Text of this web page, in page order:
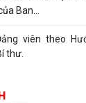
Ban...
viên theo
thư.